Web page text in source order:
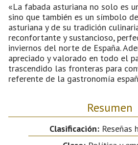
«La fabada asturiana no solo es
sino que también es un símbolo
asturiana y de su tradición
reconfortante y sustancioso,
inviernos del norte de España.
apreciado y valorado en todo el
trascendido las fronteras para
referente de la gastronomía
Resumen
Clasificación:Reseñas